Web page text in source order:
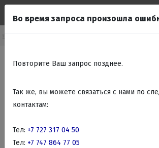
Во время запроса произошла
Повторите Ваш запрос позднее.
Так же, вы можете связаться с нами по
контактам:
Тел: +7 727 317 04 50
Тел: +7 747 864 77 05